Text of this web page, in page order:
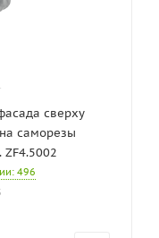
сверху
на саморезы
: 496